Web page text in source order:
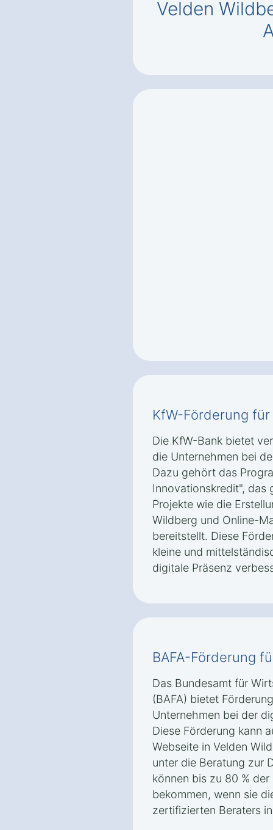
Velden
KfW-Förderung
Die KfW-Bank bietet
die Unternehmen bei
Dazu gehört das
Innovationskredit", das
Projekte wie die
Wildberg und Online-
bereitstellt. Diese
kleine und
digitale Präsenz
BAFA-Förderung
Das Bundesamt für
(BAFA) bietet
Unternehmen bei der
Diese Förderung kann
Webseite in Velden
unter die Beratung zur
können bis zu 80 %
bekommen, wenn sie
zertifizierten Beraters